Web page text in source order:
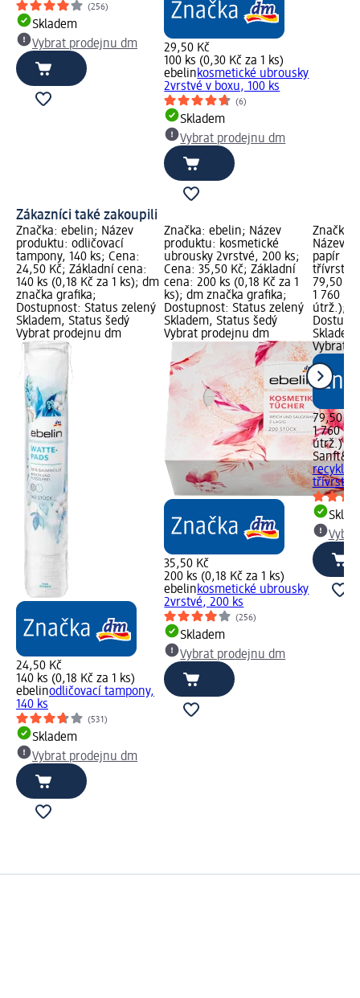
(256)
Skladem
Vybrat prodejnu dm
29,50 Kč
100 ks (0,30 Kč za 1 ks)
ebelinkosmetické ubrousky
2vrstvé v boxu, 100 ks
(6)
Skladem
Vybrat prodejnu dm
Zákazníci také zakoupili
Značka: ebelin; Název
produktu: odličovací
tampony, 140 ks; Cena:
24,50 Kč; Základní cena:
140 ks (0,18 Kč za 1 ks); dm
značka grafika;
Dostupnost: Status zelený
Skladem, Status šedý
Vybrat prodejnu dm
24,50 Kč
140 ks (0,18 Kč za 1 ks)
ebelinodličovací tampony,
140 ks
(531)
Skladem
Vybrat prodejnu dm
Značka: ebelin; Název
produktu: kosmetické
ubrousky 2vrstvé, 200 ks;
Cena: 35,50 Kč; Základní
cena: 200 ks (0,18 Kč za 1
ks); dm značka grafika;
Dostupnost: Status zelený
Skladem, Status šedý
Vybrat prodejnu dm
35,50 Kč
200 ks (0,18 Kč za 1 ks)
ebelinkosmetické ubrousky
2vrstvé, 200 ks
(256)
Skladem
Vybrat prodejnu dm
Značka:
Název
papír
79,50
1 760
útrž.);
Vybrat
79,50 Kč
1 760
útrž.)
třívrstvý,